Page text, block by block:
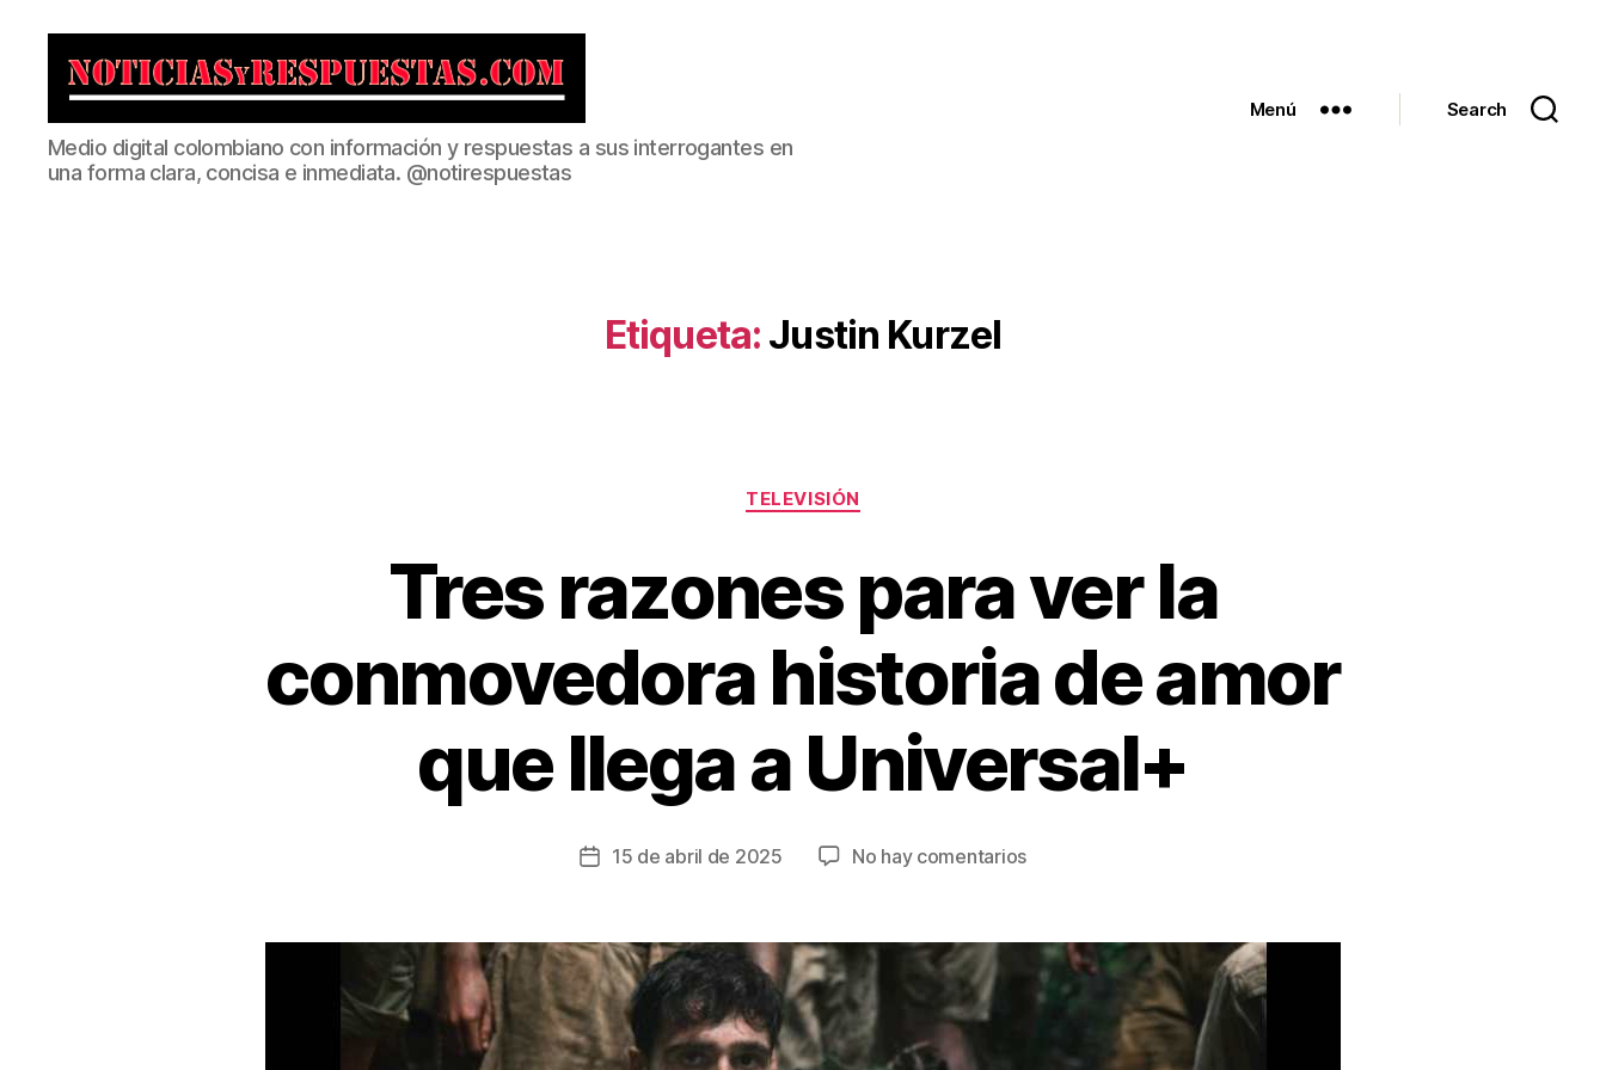
Noticias
y
Respuestas
Medio digital colombiano con información y respuestas a sus interrogantes en
una forma clara, concisa e inmediata. @notirespuestas
Menú Search
Etiqueta: Justin Kurzel
Categorías
TELEVISIÓN
Tres razones para ver la
conmovedora historia de amor
que llega a Universal+
Fecha
entrada
15 de abril de 2025 No hay comentariosen
para
ver
la
conmovedora
historia